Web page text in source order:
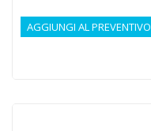
AGGIUNGI AL PREVENTIVO